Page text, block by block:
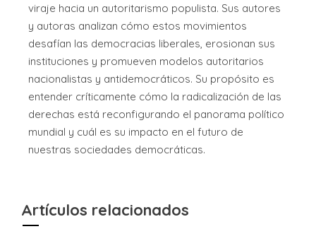
viraje hacia un autoritarismo populista. Sus autores
y autoras analizan cómo estos movimientos
desafían las democracias liberales, erosionan sus
instituciones y promueven modelos autoritarios
nacionalistas y antidemocráticos. Su propósito es
entender críticamente cómo la radicalización de las
derechas está reconfigurando el panorama político
mundial y cuál es su impacto en el futuro de
nuestras sociedades democráticas.
Artículos relacionados